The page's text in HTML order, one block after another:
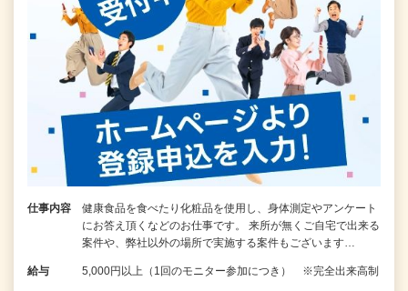
仕事内容
健康食品を食べたり化粧品を使用し、身体測定やアンケート
にお答え頂くなどのお仕事です。 来所が無くご自宅で出来る
案件や、弊社以外の場所で実施する案件もございます…
給与 5,000円以上（1回のモニター参加につき） ※完全出来高制